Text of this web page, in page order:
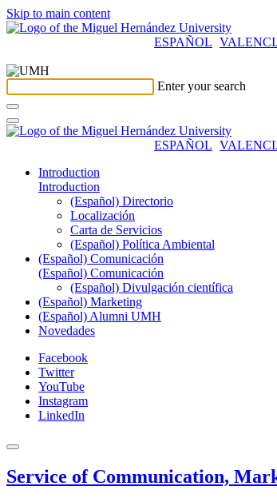
Skip to main content
ESPAÑOL
Enter your search
ESPAÑOL
Introduction
Introduction
(Español) Directorio
Localización
Carta de Servicios
(Español) Política Ambiental
(Español) Comunicación
(Español) Comunicación
(Español) Divulgación científica
(Español) Marketing
(Español) Alumni UMH
Novedades
Facebook
Twitter
YouTube
Instagram
LinkedIn
Service of Communication,